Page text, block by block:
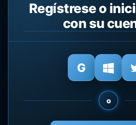
Regístrese o
con su
o